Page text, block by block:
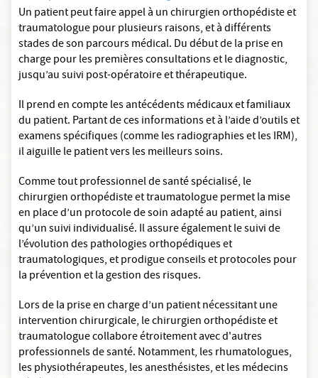
Un patient peut faire appel à un chirurgien orthopédiste et
traumatologue pour plusieurs raisons, et à différents
stades de son parcours médical. Du début de la prise en
charge pour les premières consultations et le diagnostic,
jusqu’au suivi post-opératoire et thérapeutique.
Il prend en compte les antécédents médicaux et familiaux
du patient. Partant de ces informations et à l’aide d’outils et
examens spécifiques (comme les radiographies et les IRM),
il aiguille le patient vers les meilleurs soins.
Comme tout professionnel de santé spécialisé, le
chirurgien orthopédiste et traumatologue permet la mise
en place d’un protocole de soin adapté au patient, ainsi
qu’un suivi individualisé. Il assure également le suivi de
l’évolution des pathologies orthopédiques et
traumatologiques, et prodigue conseils et protocoles pour
la prévention et la gestion des risques.
Lors de la prise en charge d’un patient nécessitant une
intervention chirurgicale, le chirurgien orthopédiste et
traumatologue collabore étroitement avec d'autres
professionnels de santé. Notamment, les rhumatologues,
les physiothérapeutes, les anesthésistes, et les médecins